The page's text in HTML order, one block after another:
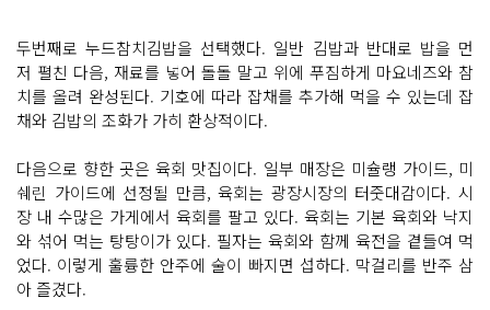
두번째로 누드참치김밥을 선택했다. 일반 김밥과 반대로 밥을 먼
저 펼친 다음, 재료를 넣어 돌돌 말고 위에 푸짐하게 마요네즈와 참
치를 올려 완성된다. 기호에 따라 잡채를 추가해 먹을 수 있는데 잡
채와 김밥의 조화가 가히 환상적이다.
다음으로 향한 곳은 육회 맛집이다. 일부 매장은 미슐랭 가이드, 미
쉐린 가이드에 선정될 만큼, 육회는 광장시장의 터줏대감이다. 시
장 내 수많은 가게에서 육회를 팔고 있다. 육회는 기본 육회와 낙지
와 섞어 먹는 탕탕이가 있다. 필자는 육회와 함께 육전을 곁들여 먹
었다. 이렇게 훌륭한 안주에 술이 빠지면 섭하다. 막걸리를 반주 삼
아 즐겼다.